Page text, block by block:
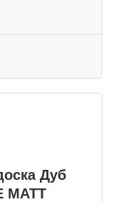
Дуб
MATT